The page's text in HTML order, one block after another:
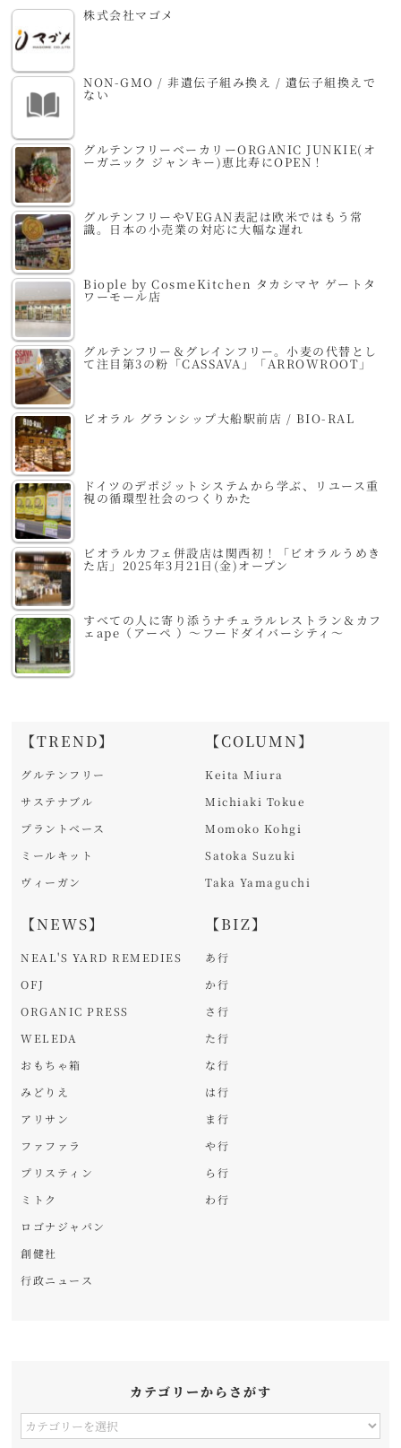
株式会社マゴメ
NON-GMO / 非遺伝子組み換え / 遺伝子組換えで
ない
グルテンフリーベーカリーORGANIC JUNKIE(オ
ーガニック ジャンキー)恵比寿にOPEN！
グルテンフリーやVEGAN表記は欧米ではもう常
識。日本の小売業の対応に大幅な遅れ
Biople by CosmeKitchen タカシマヤ ゲートタ
ワーモール店
グルテンフリー＆グレインフリー。小麦の代替とし
て注目第3の粉「CASSAVA」「ARROWROOT」
ビオラル グランシップ大船駅前店 / BIO-RAL
ドイツのデポジットシステムから学ぶ、リユース重
視の循環型社会のつくりかた
ビオラルカフェ併設店は関西初！「ビオラルうめき
た店」2025年3月21日(金)オープン
すべての人に寄り添うナチュラルレストラン＆カフ
ェape（アーペ ）～フードダイバーシティ～
【TREND】
グルテンフリー
サステナブル
プラントベース
ミールキット
ヴィーガン
【NEWS】
NEAL'S YARD REMEDIES
OFJ
ORGANIC PRESS
WELEDA
おもちゃ箱
みどりえ
アリサン
ファファラ
プリスティン
ミトク
ロゴナジャパン
創健社
行政ニュース
【COLUMN】
Keita Miura
Michiaki Tokue
Momoko Kohgi
Satoka Suzuki
Taka Yamaguchi
【BIZ】
あ行
か行
さ行
た行
な行
は行
ま行
や行
ら行
わ行
カテゴリーからさがす
カ